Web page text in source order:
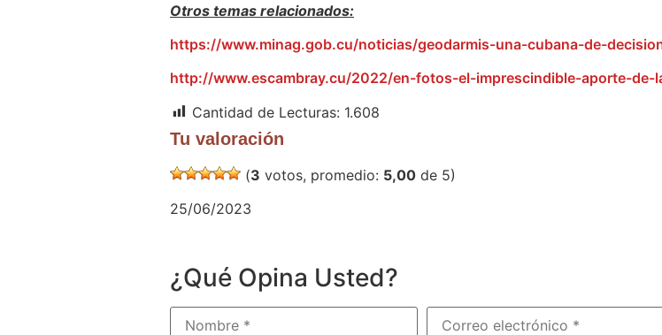
Otros temas relacionados:
https://www.minag.gob.cu/noticias/geodarmis-una-cubana-de-
http://www.escambray.cu/2022/en-fotos-el-imprescindible-aporte-de-
Cantidad de Lecturas: 1.608
Tu valoración
(3 votos, promedio: 5,00 de 5)
25/06/2023
¿Qué Opina Usted?